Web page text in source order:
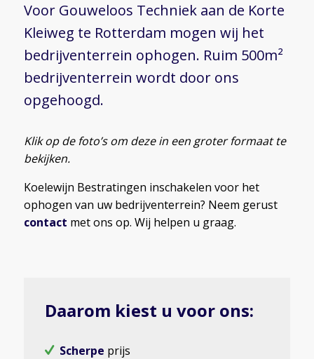
Voor Gouweloos Techniek aan de Korte
Kleiweg te Rotterdam mogen wij het
bedrijventerrein ophogen. Ruim 500m²
bedrijventerrein wordt door ons
opgehoogd.
Klik op de foto’s om deze in een groter formaat te
bekijken.
Koelewijn Bestratingen inschakelen voor het
ophogen van uw bedrijventerrein? Neem gerust
contact met ons op. Wij helpen u graag.
Daarom kiest u voor ons:
Scherpe prijs